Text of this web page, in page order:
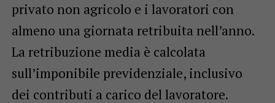
privato non agricolo e i lavoratori con
almeno una giornata retribuita nell’anno.
La retribuzione media è calcolata
sull’imponibile previdenziale, inclusivo
dei contributi a carico del lavoratore.